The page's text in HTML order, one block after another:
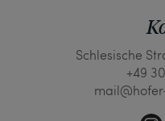
Schlesische
+49